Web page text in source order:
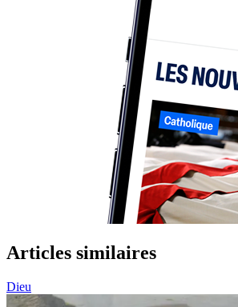
Articles similaires
Dieu